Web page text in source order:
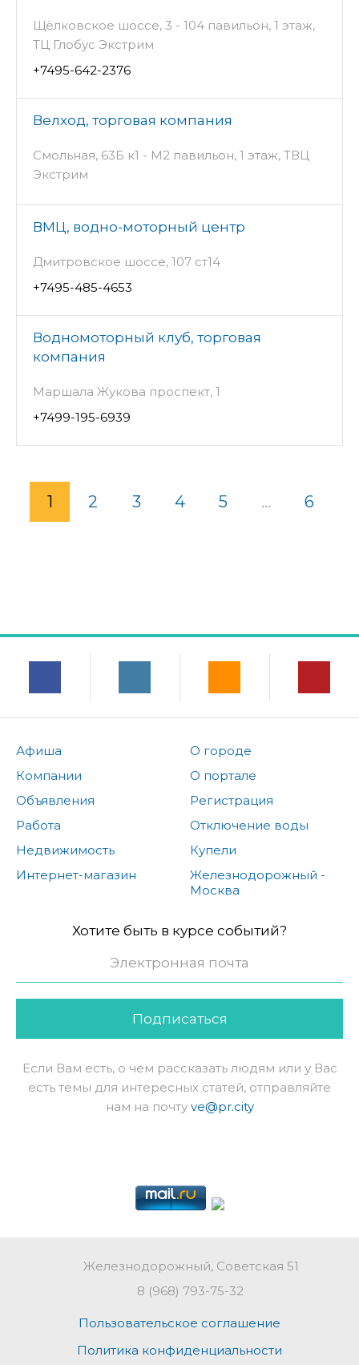
Щёлковское шоссе, 3 - 104 павильон, 1 этаж,
ТЦ Глобус Экстрим
+7495-642-2376
Велход, торговая компания
Смольная, 63Б к1 - М2 павильон, 1 этаж, ТВЦ
Экстрим
ВМЦ, водно-моторный центр
Дмитровское шоссе, 107 ст14
+7495-485-4653
Водномоторный клуб, торговая
компания
Маршала Жукова проспект, 1
+7499-195-6939
1 2 3 4 5 ... 6
Афиша
Компании
Объявления
Работа
Недвижимость
Интернет-магазин
О городе
О портале
Регистрация
Отключение воды
Купели
Железнодорожный -
Москва
Хотите быть в курсе событий?
Подписаться
Если Вам есть, о чем рассказать людям или у Вас
есть темы для интересных статей, отправляйте
нам на почту ve@pr.city
Железнодорожный, Советская 51
8 (968) 793-75-32
Пользовательское соглашение
Политика конфиденциальности